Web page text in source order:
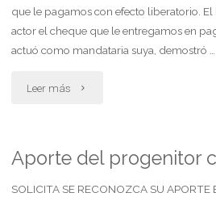
hecho"
que le pagamos con efecto liberatorio.
actor el cheque que le entregamos en
actuó como mandataria suya, demostró …
Leer más "Carta
aseguradora
rechaza
Aporte del progenitor
SOLICITA SE RECONOZCA SU APORTE